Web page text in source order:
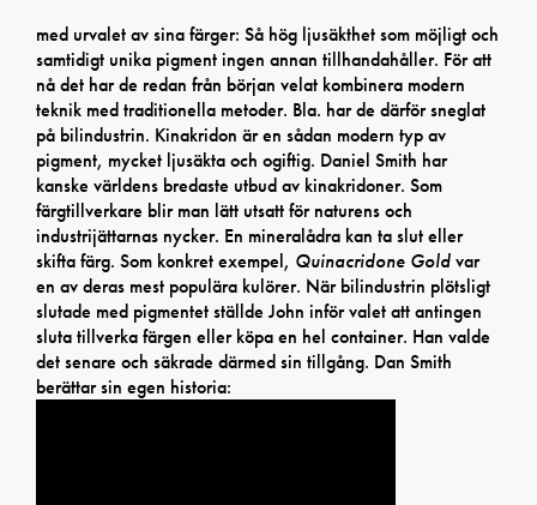
med urvalet av sina färger: Så hög ljusäkthet som möjligt och
samtidigt unika pigment ingen annan tillhandahåller. För att
nå det har de redan från början velat kombinera modern
teknik med traditionella metoder. Bla. har de därför sneglat
på bilindustrin. Kinakridon är en sådan modern typ av
pigment, mycket ljusäkta och ogiftig. Daniel Smith har
kanske världens bredaste utbud av kinakridoner. Som
färgtillverkare blir man lätt utsatt för naturens och
industrijättarnas nycker. En mineralådra kan ta slut eller
skifta färg. Som konkret exempel, Quinacridone Goldvar
en av deras mest populära kulörer. När bilindustrin plötsligt
slutade med pigmentet ställde John inför valet att antingen
sluta tillverka färgen eller köpa en hel container. Han valde
det senare och säkrade därmed sin tillgång. Dan Smith
berättar sin egen historia: